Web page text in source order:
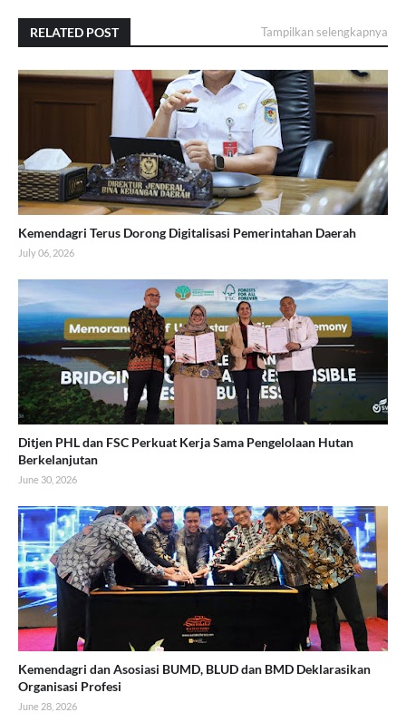
RELATED POST Tampilkan selengkapnya
Kemendagri Terus Dorong Digitalisasi Pemerintahan Daerah
July 06, 2026
Ditjen PHL dan FSC Perkuat Kerja Sama Pengelolaan Hutan
Berkelanjutan
June 30, 2026
Kemendagri dan Asosiasi BUMD, BLUD dan BMD Deklarasikan
Organisasi Profesi
June 28, 2026